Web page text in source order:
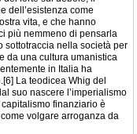
dell’esistenza come
vita, e che hanno
più nemmeno di pensarla
sottotraccia nella società per
da una cultura umanistica
in Italia ha
La teodicea Whig del
suo nascere l’imperialismo
finanziario è
volgare arroganza da